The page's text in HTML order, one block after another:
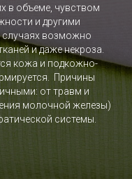
в объеме, чувством
и другими
возможно
и даже некроза.
кожа и подкожно-
Причины
от травм и
молочной железы)
системы.